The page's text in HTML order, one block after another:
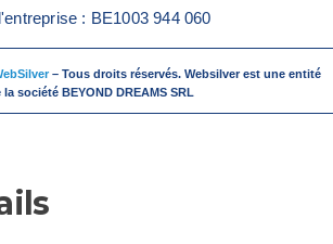
: BE1003 944 060
– Tous droits réservés. Websilver est une entité
la société BEYOND DREAMS SRL